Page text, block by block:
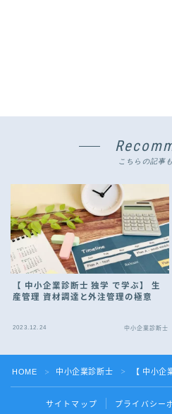
こちらの記事
【 中小企業診断士 独学 で学ぶ】 生
産管理 資材調達と外注管理の極意
2023.12.24 中小企業診断士
HOME ＞ 中小企業診断士 ＞ 【 中小
サイトマップ プライバシー